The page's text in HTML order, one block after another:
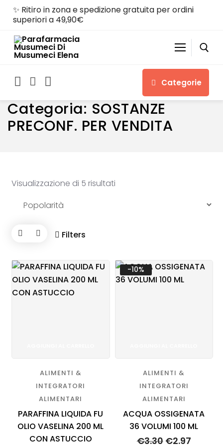
Skip✨ Ritiro in zona e spedizione gratuita per ordini
superiori a 49,90€
Categorie
Chi siamo
Servizi
Blog
Categoria: SOSTANZE
PRECONF. PER VENDITA
Visualizzazione di 5 risultati
Filters
ALIMENTI &
INTEGRATORI
ALIMENTARI
PARAFFINA LIQUIDA FU
OLIO VASELINA 200 ML
CON ASTUCCIO
-10%
ALIMENTI &
INTEGRATORI
ALIMENTARI
ACQUA OSSIGENATA
36 VOLUMI 100 ML
€3.30 Il€2.97Il